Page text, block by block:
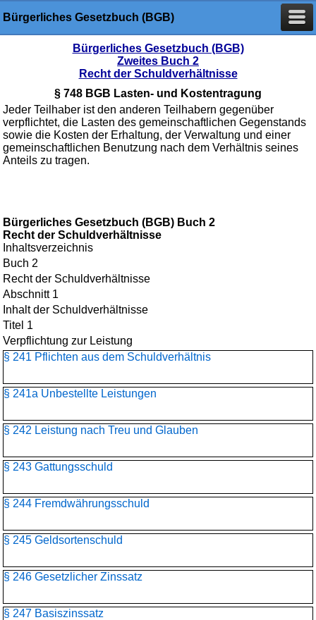
Bürgerliches Gesetzbuch (BGB)
Bürgerliches Gesetzbuch (BGB)
Zweites Buch 2
Recht der Schuldverhältnisse
§ 748 BGB Lasten- und Kostentragung
Jeder Teilhaber ist den anderen Teilhabern gegenüber
verpflichtet, die Lasten des gemeinschaftlichen Gegenstands
sowie die Kosten der Erhaltung, der Verwaltung und einer
gemeinschaftlichen Benutzung nach dem Verhältnis seines
Anteils zu tragen.
Bürgerliches Gesetzbuch (BGB) Buch 2
Recht der Schuldverhältnisse
Inhaltsverzeichnis
Buch 2
Recht der Schuldverhältnisse
Abschnitt 1
Inhalt der Schuldverhältnisse
Titel 1
Verpflichtung zur Leistung
§ 241 Pflichten aus dem Schuldverhältnis
§ 241a Unbestellte Leistungen
§ 242 Leistung nach Treu und Glauben
§ 243 Gattungsschuld
§ 244 Fremdwährungsschuld
§ 245 Geldsortenschuld
§ 246 Gesetzlicher Zinssatz
§ 247 Basiszinssatz